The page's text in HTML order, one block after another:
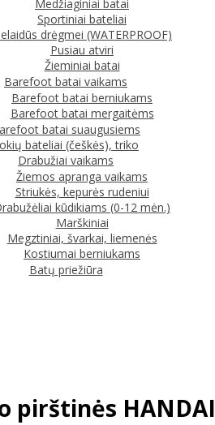
Medžiaginiai batai
Sportiniai bateliai
drėgmei (WATERPROOF)
Pusiau atviri
Žieminiai batai
Barefoot batai vaikams
Barefoot batai berniukams
Barefoot batai mergaitėms
batai suaugusiems
bateliai (češkės), triko
Drabužiai vaikams
Žiemos apranga vaikams
Striukės, kepurės rudeniui
kūdikiams (0-12 mėn.)
Marškiniai
Megztiniai, švarkai, liemenės
Kostiumai berniukams
Batų priežiūra
pirštinės HANDAI